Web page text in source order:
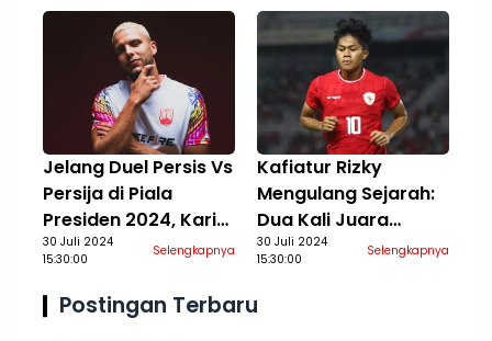
Jelang Duel Persis Vs
Persija di Piala
Presiden 2024, Karim
Rossi Berusaha
Terbaik
30 Juli 2024
15:30:00
Selengkapnya
Kafiatur Rizky
Mengulang Sejarah:
Dua Kali Juara
Bersama Timnas
Umur
30 Juli 2024
15:30:00
Selengkapnya
Postingan Terbaru